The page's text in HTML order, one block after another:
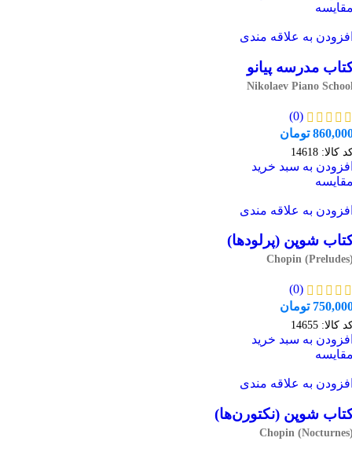
به علاقه مندی
مدرسه پیانو
Nikolaev Piano
(0)
تومان
کالا: 14618
به سبد خرید
به علاقه مندی
شوپن (پرلودها)
Chopin
(0)
تومان
کالا: 14655
به سبد خرید
به علاقه مندی
شوپن (نکتورن‌ها)
Chopin